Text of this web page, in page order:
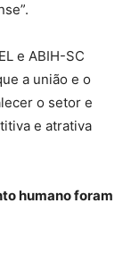
e ABIH-SC
a união e o
o setor e
e atrativa
humano foram